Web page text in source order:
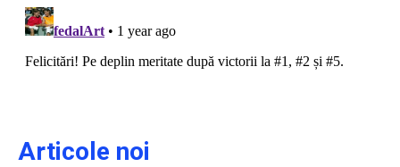
Articole noi